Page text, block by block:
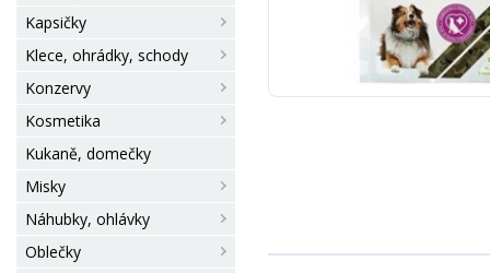
Kapsičky
Klece, ohrádky, schody
Konzervy
Kosmetika
Kukaně, domečky
Misky
Náhubky, ohlávky
Oblečky